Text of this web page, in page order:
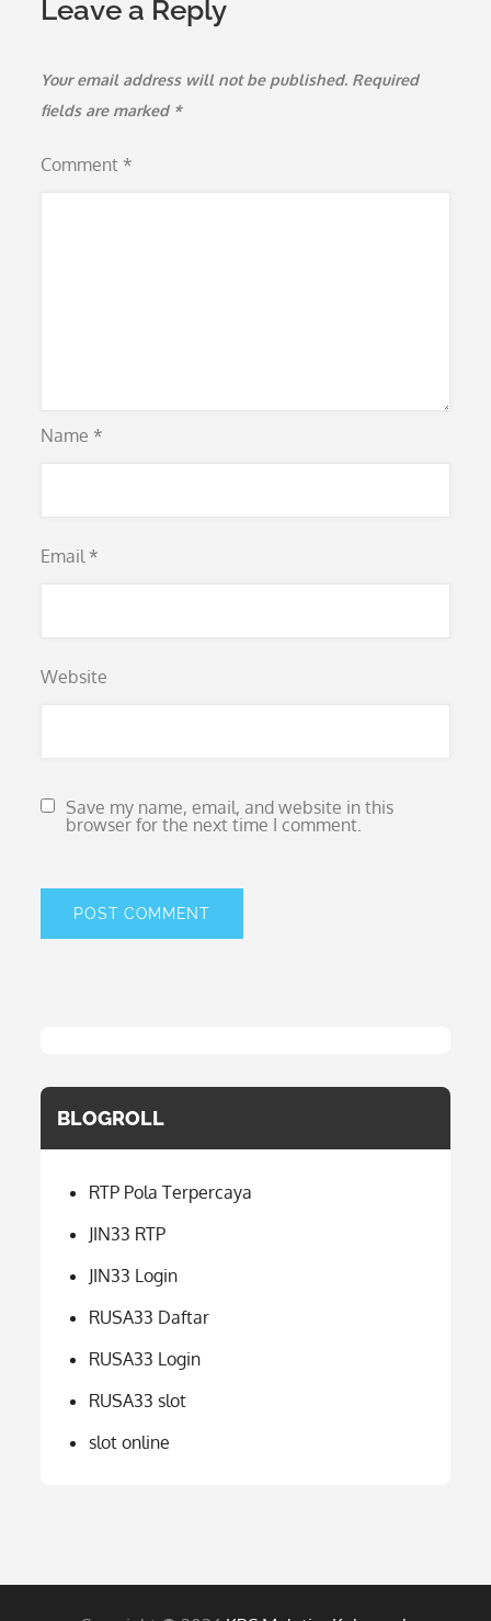
Leave a Reply
Your email address will not be published. Required
fields are marked *
Comment *
Name *
Email *
Website
Save my name, email, and website in this
browser for the next time I comment.
BLOGROLL
RTP Pola Terpercaya
JIN33 RTP
JIN33 Login
RUSA33 Daftar
RUSA33 Login
RUSA33 slot
slot online